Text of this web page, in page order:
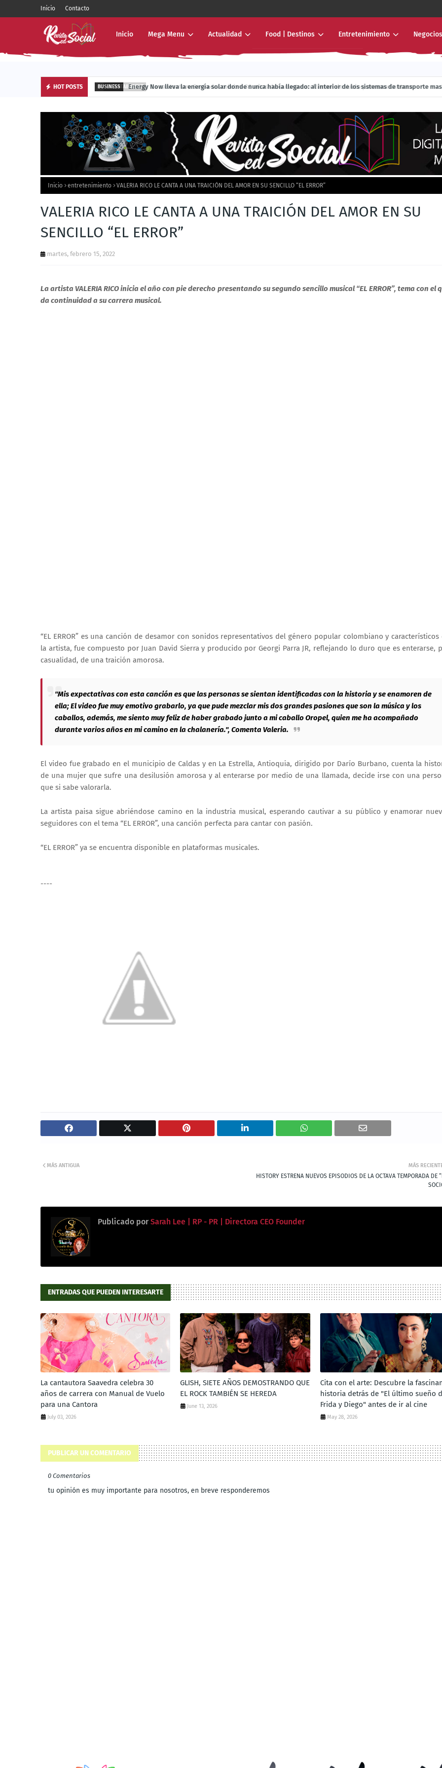
Inicio Contacto
Inicio Mega Menu Actualidad Food | Destinos Entretenimiento
HOT POSTS ENTERTAINMENT La cantautora Saavedra celebra 30 años de carrera con Manual de Vuelo para una Cantora
Inicio entretenimiento VALERIA RICO LE CANTA A UNA TRAICIÓN DEL AMOR EN SU SENCILLO “EL ERROR”
VALERIA RICO LE CANTA A UNA TRAICIÓN DEL AMOR EN SU
SENCILLO “EL ERROR”
martes, febrero 15, 2022
La artista VALERIA RICO inicia el año con pie derecho presentando su segundo sencillo musical “EL ERROR”, tema con el
da continuidad a su carrera musical.
“EL ERROR” es una canción de desamor con sonidos representativos del género popular colombiano y característicos
la artista, fue compuesto por Juan David Sierra y producido por Georgi Parra JR, reflejando lo duro que es enterarse,
casualidad, de una traición amorosa.
"Mis expectativas con esta canción es que las personas se sientan identificadas con la historia y se enamoren de
ella; El video fue muy emotivo grabarlo, ya que pude mezclar mis dos grandes pasiones que son la música y los
caballos, además, me siento muy feliz de haber grabado junto a mi caballo Oropel, quien me ha acompañado
durante varios años en mi camino en la chalanería.", Comenta Valeria.
El video fue grabado en el municipio de Caldas y en La Estrella, Antioquia, dirigido por Darío Burbano, cuenta la
de una mujer que sufre una desilusión amorosa y al enterarse por medio de una llamada, decide irse con una
que si sabe valorarla.
La artista paisa sigue abriéndose camino en la industria musical, esperando cautivar a su público y enamorar
seguidores con el tema “EL ERROR”, una canción perfecta para cantar con pasión.
“EL ERROR” ya se encuentra disponible en plataformas musicales.
----
MÁS
HISTORY ESTRENA NUEVOS EPISODIOS DE LA OCTAVA TEMPORADA DE
MÁS ANTIGUA
Publicado por Sarah Lee | RP - PR | Directora CEO Founder
ENTRADAS QUE PUEDEN INTERESARTE
La cantautora Saavedra celebra 30
años de carrera con Manual de Vuelo
para una Cantora
July 03, 2026
GLISH, SIETE AÑOS DEMOSTRANDO QUE
EL ROCK TAMBIÉN SE HEREDA
June 13, 2026
Cita con el arte: Descubre la
historia detrás de "El último sueño
Frida y Diego" antes de ir al cine
May 28, 2026
PUBLICAR UN COMENTARIO
0 Comentarios
tu opinión es muy importante para nosotros, en breve responderemos